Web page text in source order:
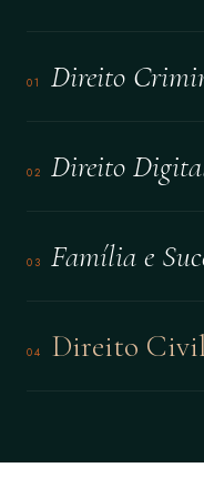
01 Direito
02 Direito
03 Família e
04 Direito